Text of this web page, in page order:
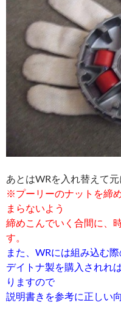
あとはWRを入れ替えて元
※プーリーのナットを締
まらないよう
締めこんでいく合間に、
す。
また、WRには組み込む際
デイトナ製を購入されれ
りますので
説明書きを参考に正しい